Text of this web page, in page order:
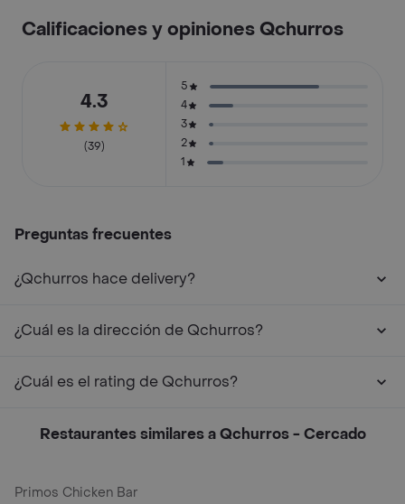
Calificaciones y opiniones Qchurros
4.3
(39)
5
4
3
2
1
Preguntas frecuentes
¿Qchurros hace delivery?
¿Cuál es la dirección de Qchurros?
¿Cuál es el rating de Qchurros?
Restaurantes similares a Qchurros - Cercado
Primos Chicken Bar